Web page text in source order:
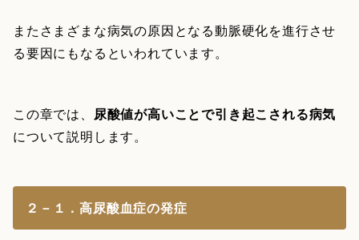
またさまざまな病気の原因となる動脈硬化を進行させ
る要因にもなるといわれています。
この章では、 尿酸値が高いことで引き起こされる病気
について説明します。
２－１．高尿酸血症の発症